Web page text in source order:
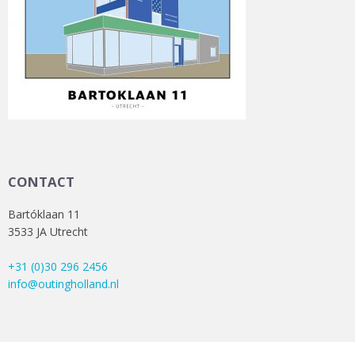
CONTACT
Bartóklaan 11
3533 JA Utrecht
+31 (0)30 296 2456
info@outingholland.nl